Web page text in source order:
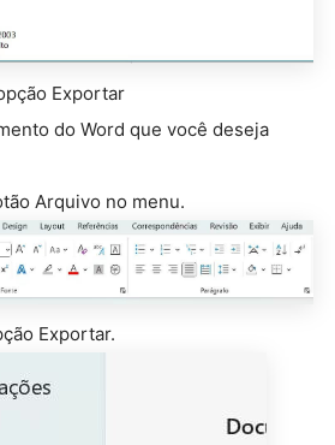
Exportar
do Word que você deseja
Arquivo no menu.
Exportar.